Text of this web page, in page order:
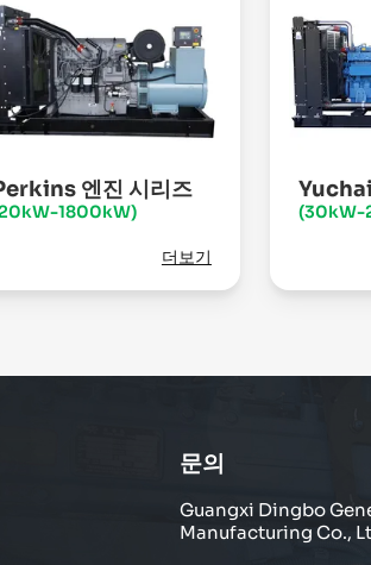
엔진 시리즈
1800kW)
더보기
(30kW-
문의
Guangxi Dingbo
Manufacturing Co.,